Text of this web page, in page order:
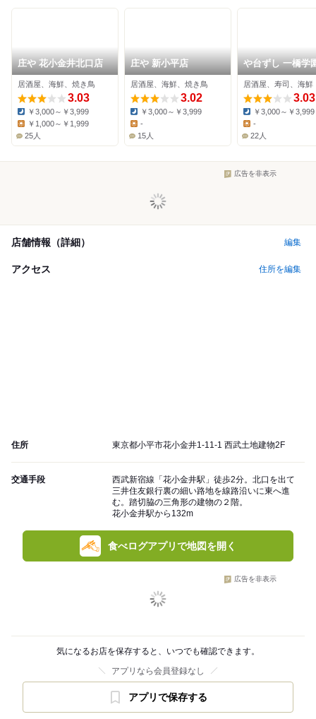
庄や 花小金井北口店
居酒屋、海鮮、焼き鳥
3.03
Dinner:
￥3,000～￥3,999
Lunch:
￥1,000～￥1,999
25人
庄や 新小平店
居酒屋、海鮮、焼き鳥
3.02
Dinner:
￥3,000～￥3,999
Lunch:
-
15人
や台ずし 一橋学
前町
居酒屋、寿司、海鮮
3.03
Dinner:
￥3,000～￥3,999
Lunch:
-
22人
広告を非表示
店舗情報（詳細） 編集
アクセス 住所を編集
住所 東京都小平市花小金井1-11-1 西武土地建物2F
交通手段
西武新宿線「花小金井駅」徒歩2分。北口を出て
三井住友銀行裏の細い路地を線路沿いに東へ進
む。踏切脇の三角形の建物の２階。
花小金井駅から132m
食べログアプリで地図を開く
広告を非表示
気になるお店を保存すると、いつでも確認できます。
アプリなら会員登録なし
アプリで保存する